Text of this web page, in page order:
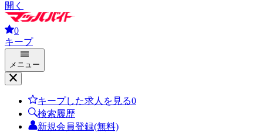
開く
0
キープ
メニュー
キープした求人を見る0
検索履歴
新規会員登録(無料)